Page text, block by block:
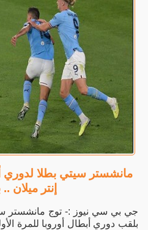
مانشستر سيتي بطلا لدوري
إنتر ميلان ..
جي بي سي نيوز :- توج مانشستر
بلقب دوري أبطال أوروبا للمرة